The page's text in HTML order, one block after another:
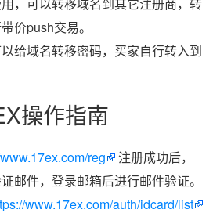
价push交易。
给域名转移密码，买家自行转入到
操作指南
reg
注册成功后，
邮件，登录邮箱后进行邮件验证。
www.17ex.com/auth/idcard/list